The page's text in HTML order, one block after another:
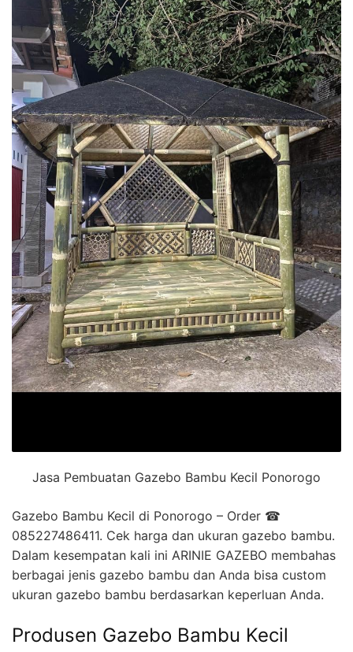
Jasa Pembuatan Gazebo Bambu Kecil Ponorogo
Gazebo Bambu Kecil di Ponorogo – Order ☎
085227486411. Cek harga dan ukuran gazebo bambu.
Dalam kesempatan kali ini ARINIE GAZEBO membahas
berbagai jenis gazebo bambu dan Anda bisa custom
ukuran gazebo bambu berdasarkan keperluan Anda.
Produsen Gazebo Bambu Kecil